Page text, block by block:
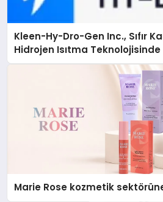
Kleen-Hy-Dro-Gen Inc., Sıfır
Hidrojen Isıtma Teknolojisinde
Düzenleyici Onaylarını Aldı
Marie Rose kozmetik